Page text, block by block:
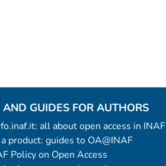
GUIDES FOR AUTHORS
all about open access in INAF
product: guides to OA@INAF
Policy on Open Access